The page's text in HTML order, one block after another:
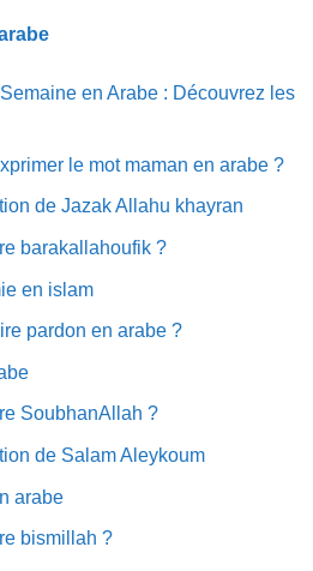
en Arabe : Découvrez les
le mot maman en arabe ?
de Jazak Allahu khayran
barakallahoufik ?
en islam
pardon en arabe ?
SoubhanAllah ?
de Salam Aleykoum
arabe
bismillah ?